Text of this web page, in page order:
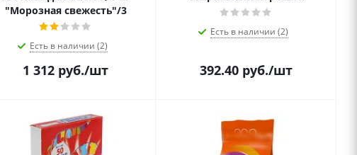
"Морозная свежесть"/3
Есть в наличии (2)
1 312 руб./шт
Есть в наличии (2)
392.40 руб./шт